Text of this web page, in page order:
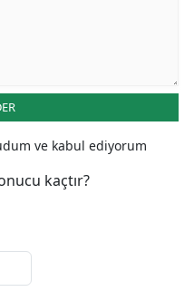
ve kabul ediyorum
kaçtır?